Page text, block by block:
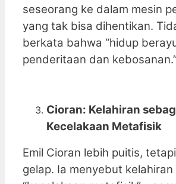
seseorang ke dalam mesin
yang tak bisa dihentikan.
berkata bahwa “hidup
penderitaan dan
Cioran: Kelahiran
Kecelakaan Metafisik
Emil Cioran lebih puitis,
gelap. Ia menyebut